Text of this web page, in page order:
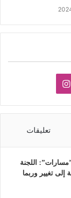
ن
ق
تعليقات
اللجنة
إلى تغيير وربما